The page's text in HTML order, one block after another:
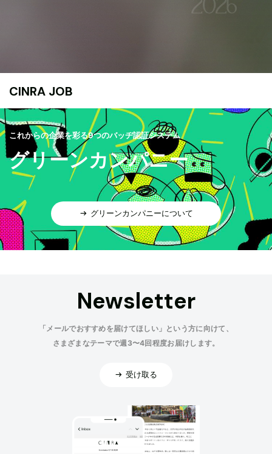
CINRA JOB
これからの企業を彩る9つのバッヂ認証システム
グリーンカンパニー
グリーンカンパニーについて
Newsletter
「メールでおすすめを届けてほしい」という方に向けて、
さまざまなテーマで週3〜4回程度お届けします。
受け取る